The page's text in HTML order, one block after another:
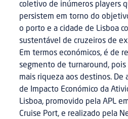
coletivo de inúmeros players
persistem em torno do
o porto e a cidade de Lisboa
sustentável de cruzeiros de
Em termos económicos, é de
segmento de turnaround,
mais riqueza aos destinos. De
de Impacto Económico da
Lisboa, promovido pela APL
Cruise Port, e realizado pela